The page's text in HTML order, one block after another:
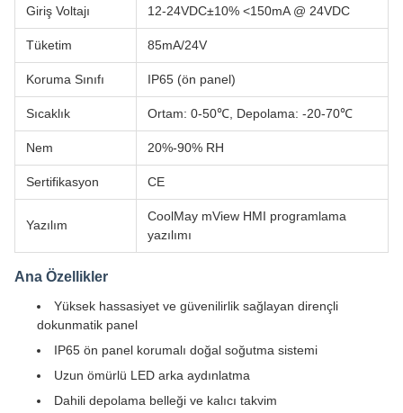
Giriş Voltajı 12-24VDC±10% <150mA @ 24VDC
Tüketim 85mA/24V
Koruma Sınıfı IP65 (ön panel)
Sıcaklık Ortam: 0-50℃, Depolama: -20-70℃
Nem 20%-90% RH
Sertifikasyon CE
Yazılım
CoolMay mView HMI programlama
yazılımı
Ana Özellikler
Yüksek hassasiyet ve güvenilirlik sağlayan dirençli
dokunmatik panel
IP65 ön panel korumalı doğal soğutma sistemi
Uzun ömürlü LED arka aydınlatma
Dahili depolama belleği ve kalıcı takvim